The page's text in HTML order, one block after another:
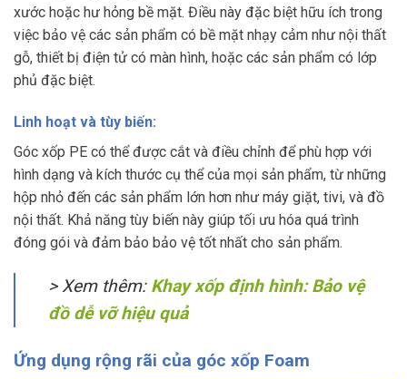
xước hoặc hư hỏng bề mặt. Điều này đặc biệt hữu ích trong
việc bảo vệ các sản phẩm có bề mặt nhạy cảm như nội thất
gỗ, thiết bị điện tử có màn hình, hoặc các sản phẩm có lớp
phủ đặc biệt.
Linh hoạt và tùy biến:
Góc xốp PE có thể được cắt và điều chỉnh để phù hợp với
hình dạng và kích thước cụ thể của mọi sản phẩm, từ những
hộp nhỏ đến các sản phẩm lớn hơn như máy giặt, tivi, và đồ
nội thất. Khả năng tùy biến này giúp tối ưu hóa quá trình
đóng gói và đảm bảo bảo vệ tốt nhất cho sản phẩm.
> Xem thêm: Khay xốp định hình: Bảo vệ
đồ dễ vỡ hiệu quả
Ứng dụng rộng rãi của góc xốp Foam